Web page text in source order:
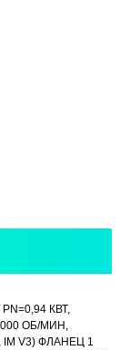
КВТ,
ОБ/МИН,
V3) ФЛАНЕЦ 1